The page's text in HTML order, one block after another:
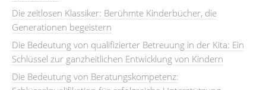
Die zeitlosen Klassiker: Berühmte Kinderbücher, die
Generationen begeistern
Die Bedeutung von qualifizierter Betreuung in der Kita: Ein
Schlüssel zur ganzheitlichen Entwicklung von Kindern
Die Bedeutung von Beratungskompetenz: